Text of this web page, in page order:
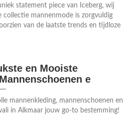
statement piece van Iceberg, wij
collectie mannenmode is zorgvuldig
van de laatste trends en tijdloze
en Mooiste
e
mannenkleding, mannenschoenen en
in Alkmaar jouw go-to bestemming!